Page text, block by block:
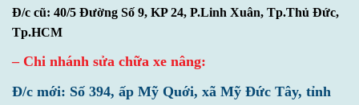
Đ/c cũ: 40/5 Đường Số 9, KP 24, P.Linh Xuân, Tp.Thủ Đức,
Tp.HCM
– Chi nhánh sửa chữa xe nâng:
Đ/c mới: Số 394, ấp Mỹ Quới, xã Mỹ Đức Tây, tỉnh